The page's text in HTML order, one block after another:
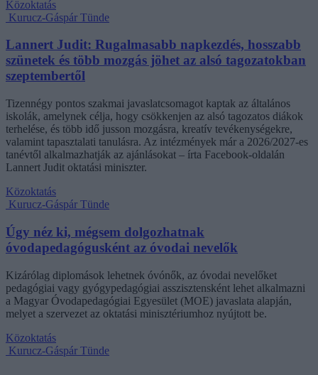
Közoktatás
Kurucz-Gáspár Tünde
Lannert Judit: Rugalmasabb napkezdés, hosszabb
szünetek és több mozgás jöhet az alsó tagozatokban
szeptembertől
Tizennégy pontos szakmai javaslatcsomagot kaptak az általános
iskolák, amelynek célja, hogy csökkenjen az alsó tagozatos diákok
terhelése, és több idő jusson mozgásra, kreatív tevékenységekre,
valamint tapasztalati tanulásra. Az intézmények már a 2026/2027-es
tanévtől alkalmazhatják az ajánlásokat – írta Facebook-oldalán
Lannert Judit oktatási miniszter.
Közoktatás
Kurucz-Gáspár Tünde
Úgy néz ki, mégsem dolgozhatnak
óvodapedagógusként az óvodai nevelők
Kizárólag diplomások lehetnek óvónők, az óvodai nevelőket
pedagógiai vagy gyógypedagógiai asszisztensként lehet alkalmazni
a Magyar Óvodapedagógiai Egyesület (MOE) javaslata alapján,
melyet a szervezet az oktatási minisztériumhoz nyújtott be.
Közoktatás
Kurucz-Gáspár Tünde